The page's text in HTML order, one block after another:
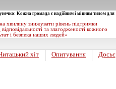
Кожна громада є надійним і міцним тилом для
хвилину знижувати рівень підтримки
відповідальності та злагодженості кожного
і безпека наших людей»
хіт Опитування Досьє